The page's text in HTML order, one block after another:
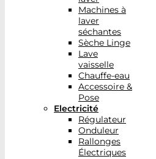
Machines à
laver
séchantes
Sèche Linge
Lave
vaisselle
Chauffe-eau
Accessoire &
Pose
Electricité
Régulateur
Onduleur
Rallonges
Électriques